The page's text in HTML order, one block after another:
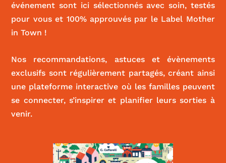
événement sont ici sélectionnés avec soin, testés
pour vous et 100% approuvés par le Label Mother
in Town !
Nos recommandations, astuces et évènements
exclusifs sont régulièrement partagés, créant ainsi
une plateforme interactive où les familles peuvent
se connecter, s’inspirer et planifier leurs sorties à
venir.